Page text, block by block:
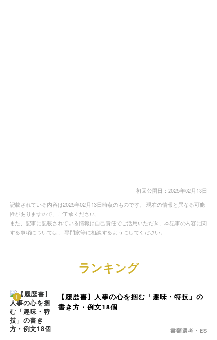
初回公開日：2025年02月13日
記載されている内容は2025年02月13日時点のものです。 現在の情報と異なる可能
性がありますので、ご了承ください。
また、記事に記載されている情報は自己責任でご活用いただき、本記事の内容に関
する事項については、 専門家等に相談するようにしてください。
ランキング
1
【履歴書】人事の心を掴む「趣味・特技」の
書き方・例文18個
書類選考・ES